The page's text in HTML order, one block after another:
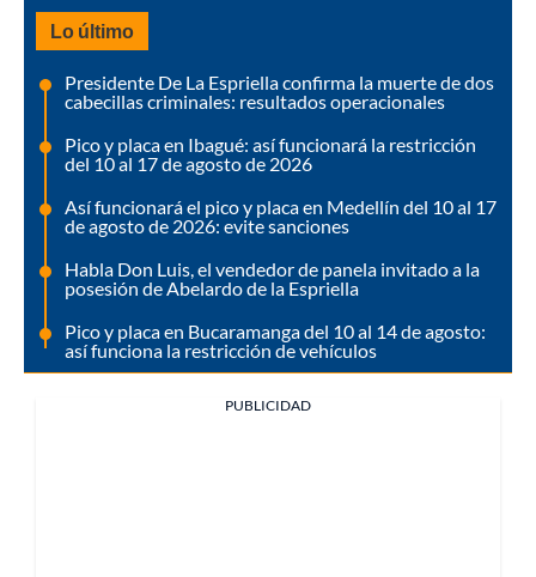
Lo último
Presidente De La Espriella confirma la muerte de dos
cabecillas criminales: resultados operacionales
Pico y placa en Ibagué: así funcionará la restricción
del 10 al 17 de agosto de 2026
Así funcionará el pico y placa en Medellín del 10 al 17
de agosto de 2026: evite sanciones
Habla Don Luis, el vendedor de panela invitado a la
posesión de Abelardo de la Espriella
Pico y placa en Bucaramanga del 10 al 14 de agosto:
así funciona la restricción de vehículos
PUBLICIDAD